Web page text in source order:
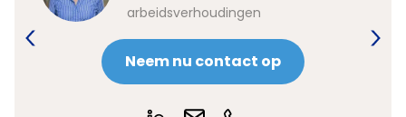
arbeidsverhoudingen
Neem nu contact op